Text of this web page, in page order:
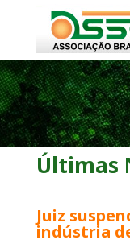
Últimas
Juiz
indústria